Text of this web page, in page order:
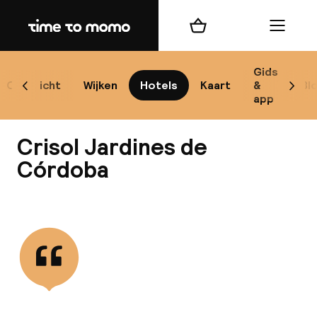
Home
Overzicht Wijken Hotels Kaart
Gids
&
app
Scroll naar links
Winkelmand Menu
Crisol Jardines de
Córdoba